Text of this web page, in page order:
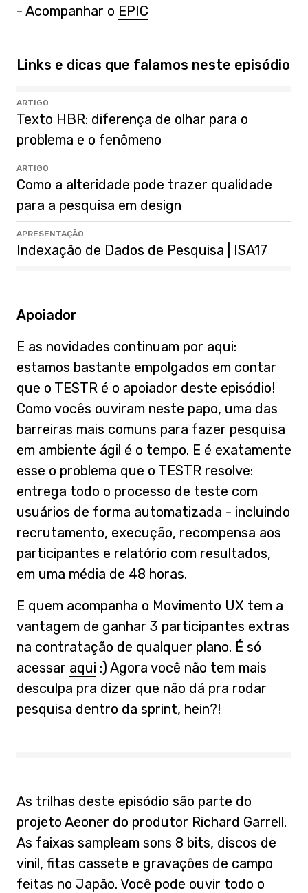
- Acompanhar o EPIC
Links e dicas que falamos neste episódio
Texto HBR: diferença de olhar para o
problema e o fenômeno
ARTIGO
Como a alteridade pode trazer qualidade
para a pesquisa em design
ARTIGO
Indexação de Dados de Pesquisa | ISA17
APRESENTAÇÃO
Apoiador
E as novidades continuam por aqui:
estamos bastante empolgados em contar
que o TESTR é o apoiador deste episódio!
Como vocês ouviram neste papo, uma das
barreiras mais comuns para fazer pesquisa
em ambiente ágil é o tempo. E é exatamente
esse o problema que o TESTR resolve:
entrega todo o processo de teste com
usuários de forma automatizada - incluindo
recrutamento, execução, recompensa aos
participantes e relatório com resultados,
em uma média de 48 horas.
E quem acompanha o Movimento UX tem a
vantagem de ganhar 3 participantes extras
na contratação de qualquer plano. É só
acessar aqui :) Agora você não tem mais
desculpa pra dizer que não dá pra rodar
pesquisa dentro da sprint, hein?!
As trilhas deste episódio são parte do
projeto Aeoner do produtor Richard Garrell.
As faixas sampleam sons 8 bits, discos de
vinil, fitas cassete e gravações de campo
feitas no Japão. Você pode ouvir todo o